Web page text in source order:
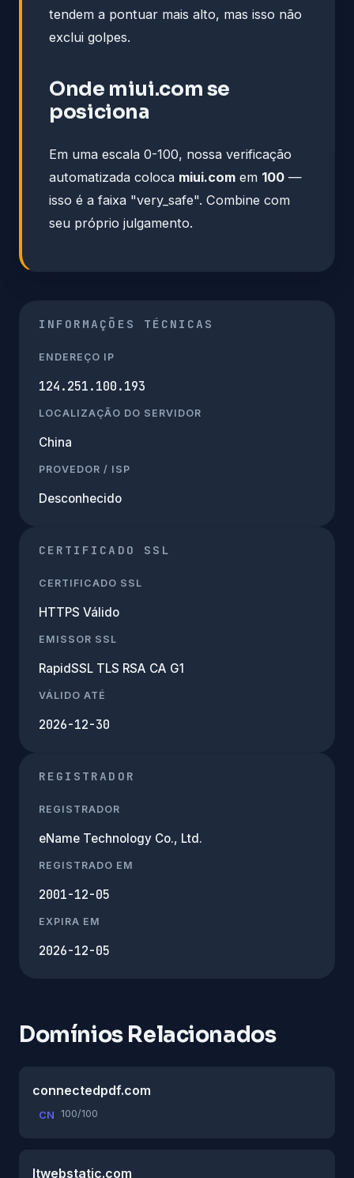
tendem a pontuar mais alto, mas isso não
exclui golpes.
Onde miui.com se
posiciona
Em uma escala 0-100, nossa verificação
automatizada coloca miui.com em 100 —
isso é a faixa "very_safe". Combine com
seu próprio julgamento.
INFORMAÇÕES TÉCNICAS
ENDEREÇO IP
124.251.100.193
LOCALIZAÇÃO DO SERVIDOR
China
PROVEDOR / ISP
Desconhecido
CERTIFICADO SSL
CERTIFICADO SSL
HTTPS Válido
EMISSOR SSL
RapidSSL TLS RSA CA G1
VÁLIDO ATÉ
2026-12-30
REGISTRADOR
REGISTRADOR
eName Technology Co., Ltd.
REGISTRADO EM
2001-12-05
EXPIRA EM
2026-12-05
Domínios Relacionados
connectedpdf.com
CN 100/100
ltwebstatic.com